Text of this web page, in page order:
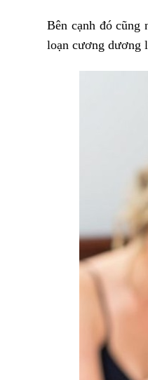
Bên cạnh đó cũng
loạn cương dương